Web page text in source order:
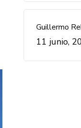
Guillermo
11 junio,